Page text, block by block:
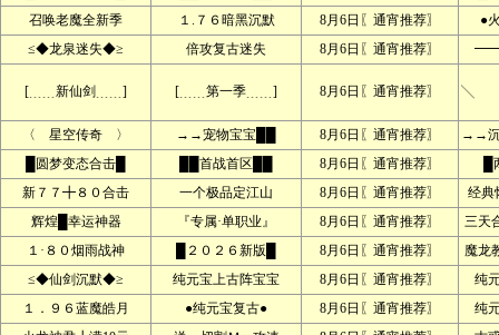
召唤老魔全新季
１.７６暗黑沉默 8月6日〖通宵推荐〗
●
≤◆龙泉迷失◆≥
倍攻复古迷失 8月6日〖通宵推荐〗 ━━
[﹍﹍新仙剑﹍﹍] [﹍﹍第一季﹍﹍] 8月6日〖通宵推荐〗 ╲
〈 星空传奇 〉 →→宠物宝宝██ 8月6日〖通宵推荐〗
→→
█圆梦变态合击█
██首战首区██ 8月6日〖通宵推荐〗
新７７╋８０合击
一个极品定江山 8月6日〖通宵推荐〗
经
辉煌█幸运神器
『专属·单职业』 8月6日〖通宵推荐〗
三天
１·８０烟雨战神
█２０２６新版█ 8月6日〖通宵推荐〗
魔龙
≤◆仙剑沉默◆≥
纯元宝上古阵宝宝 8月6日〖通宵推荐〗
纯
１．９６蓝魔皓月
●纯元宝复古● 8月6日〖通宵推荐〗
纯